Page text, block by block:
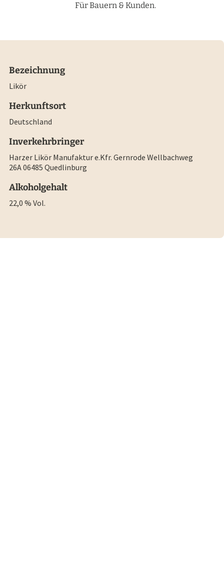
Für Bauern & Kunden.
Bezeichnung
Likör
Herkunftsort
Deutschland
Inverkehrbringer
Harzer Likör Manufaktur e.Kfr. Gernrode Wellbachweg
26A 06485 Quedlinburg
Alkoholgehalt
22,0 % Vol.